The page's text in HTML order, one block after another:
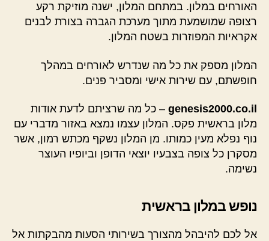
האורחים במלון. במתחם המלון, ישנה מוזיקת רקע
רצופה שמושמעת מתוך מערכת הגברה בצורת לבנים
אקראיות המפוזרות בשטח המלון.
המלון מספק את כל מה שנדרש לאורחים במהלך
חופשתם, עם שירות אישי ומסביר פנים.
genesis2000.co.il – כל מה שרציתם לדעת אודות
מלון בראשית פקס. המלון עצמו נמצא באזור מדברי עם
נוף נפלא מעין כמותו. מן המלון נשקף מכתש רמון, אשר
מסקרן כל צופה בצבעיו יוצאי הדופן וביופיו העוצר
נשימה.
נופש במלון בראשית
אל לכם להיבהל מהצורך בשירותי הסעות מהבקתות אל